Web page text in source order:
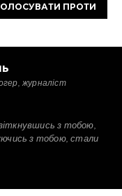
ПРОТИ
журналіст
з тобою,
з тобою, стали